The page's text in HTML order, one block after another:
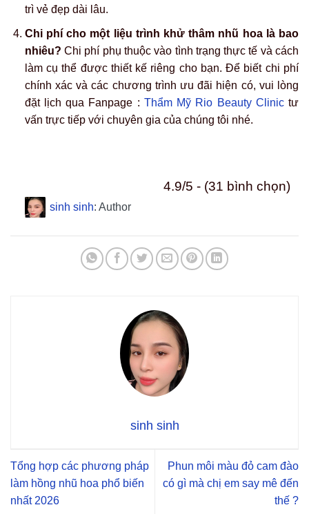
trì vẻ đẹp dài lâu.
Chi phí cho một liệu trình khử thâm nhũ hoa là bao
nhiêu? Chi phí phụ thuộc vào tình trạng thực tế và cách
làm cụ thể được thiết kế riêng cho bạn. Để biết chi phí
chính xác và các chương trình ưu đãi hiện có, vui lòng
đặt lịch qua Fanpage : Thẩm Mỹ Rio Beauty Clinictư
vấn trực tiếp với chuyên gia của chúng tôi nhé.
4.9/5 - (31 bình chọn)
sinh sinh: Author
sinh sinh
Tổng hợp các phương pháp
làm hồng nhũ hoa phổ biến
nhất 2026
Phun môi màu đỏ cam đào
có gì mà chị em say mê đến
thế ?